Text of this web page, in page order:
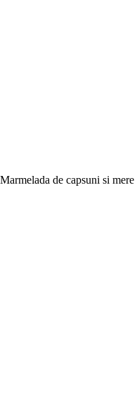
Marmelada de capsuni si mere